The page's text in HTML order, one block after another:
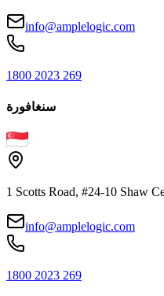
info@amplelogic.com
1800 2023 269
سنغافورة
1 Scotts Road, #24-10 Shaw
info@amplelogic.com
1800 2023 269